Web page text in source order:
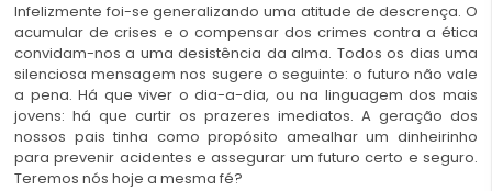
Infelizmente foi-se generalizando uma atitude de descrença. O
acumular de crises e o compensar dos crimes contra a ética
convidam-nos a uma desistência da alma. Todos os dias uma
silenciosa mensagem nos sugere o seguinte: o futuro não vale
a pena. Há que viver o dia-a-dia, ou na linguagem dos mais
jovens: há que curtir os prazeres imediatos. A geração dos
nossos pais tinha como propósito amealhar um dinheirinho
para prevenir acidentes e assegurar um futuro certo e seguro.
Teremos nós hoje a mesma fé?